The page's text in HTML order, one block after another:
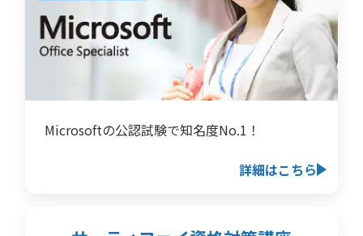
Microsoftの公認試験で知名度No.1！
詳細はこちら